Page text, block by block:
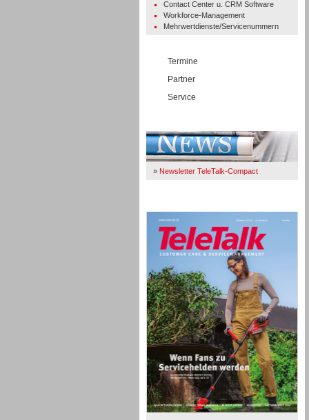
Contact Center u. CRM Software
Workforce-Management
Mehrwertdienste/Servicenummern
Termine
Partner
Service
» Newsletter TeleTalk-Compact
TK- und ACD-Systeme